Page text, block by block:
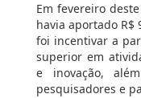
Em fevereiro
havia aportado R$
foi incentivar a
superior em
e inovação,
pesquisadores e